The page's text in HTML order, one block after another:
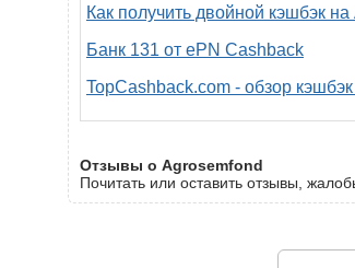
Как получить двойной кэшбэк
Банк 131 от ePN Cashback
TopCashback.com - обзор
Отзывы о Agrosemfond
Почитать или оставить отзывы,